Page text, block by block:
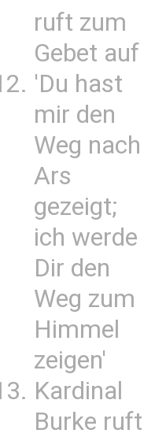
ruft zum
Gebet auf
'Du hast
mir den
Weg nach
Ars
gezeigt;
ich werde
Dir den
Weg zum
Himmel
zeigen'
Kardinal
Burke ruft